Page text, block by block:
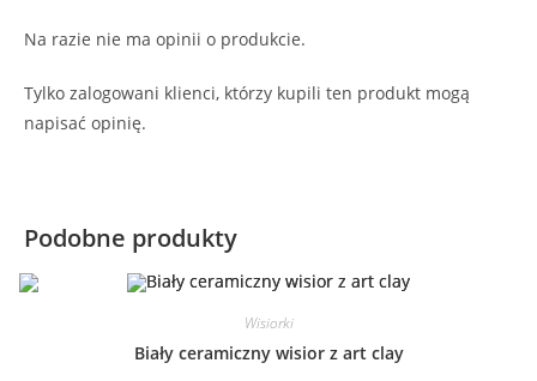
Na razie nie ma opinii o produkcie.
Tylko zalogowani klienci, którzy kupili ten produkt mogą
napisać opinię.
Podobne produkty
Wisiorki
Biały ceramiczny wisior z art clay